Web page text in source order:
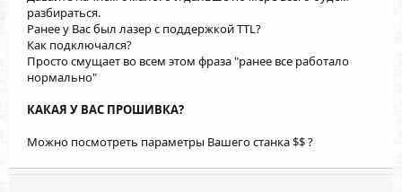
разбираться.
Ранее у Вас был лазер с поддержкой TTL?
Как подключался?
Просто смущает во всем этом фраза "ранее все работало
нормально"
КАКАЯ У ВАС ПРОШИВКА?
Можно посмотреть параметры Вашего станка $$ ?